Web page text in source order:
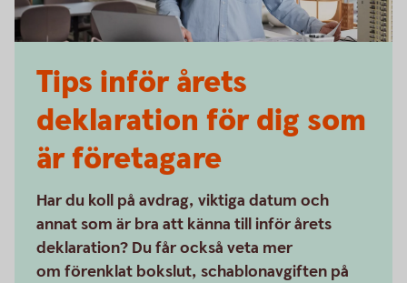
Tips inför årets
deklaration för dig som
är företagare
Har du koll på avdrag, viktiga datum och
annat som är bra att känna till inför årets
deklaration? Du får också veta mer
om förenklat bokslut, schablonavgiften på